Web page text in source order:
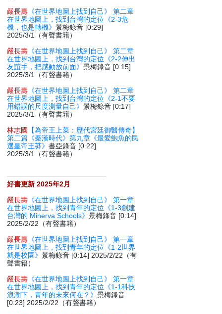
嚴長壽 《在世界地圖上找到自己》 第二章
在世界地圖上，找到台灣的定位《2-3危
機，也是轉機》景梅錄音 [0:29]
2025/3/1（有聲書籍）
嚴長壽 《在世界地圖上找到自己》 第二章
在世界地圖上，找到台灣的定位《2-2伸出
友誼手，把感動放前面》景梅錄音 [0:15]
2025/3/1（有聲書籍）
嚴長壽 《在世界地圖上找到自己》 第二章
在世界地圖上，找到台灣的定位《2-1不要
用錯誤的尺度測量自己》景梅錄音 [0:17]
2025/3/1（有聲書籍）
林志國
【為帝王上菜：歷代宮廷御醫傳奇】
第二篇《秦漢時代》第九章《最愛鮑魚的民
選皇帝王莽》書亞錄音 [0:22]
2025/3/1（有聲書籍）
好書更新 2025年2月
嚴長壽 《在世界地圖上找到自己》 第一章
在世界地圖上，找到青年的定位《1-3創建
台灣的 Minerva Schools》景梅錄音 [0:14]
2025/2/22（有聲書籍）
嚴長壽 《在世界地圖上找到自己》 第一章
在世界地圖上，找到青年的定位《1-2世界
就是校園》景梅錄音 [0:14] 2025/2/22（有
聲書籍）
嚴長壽 《在世界地圖上找到自己》 第一章
在世界地圖上，找到青年的定位《1-1科技
浪潮下，青年的未來何在？》景梅錄音
[0:23] 2025/2/22（有聲書籍）